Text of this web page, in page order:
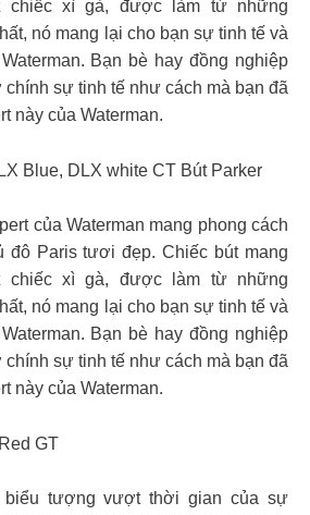
chiếc xì gà, được làm từ những
nó mang lại cho bạn sự tinh tế và
Bạn bè hay đồng nghiệp
sự tinh tế như cách mà bạn đã
này của Waterman.
Blue, DLX white CT Bút Parker
của Waterman mang phong cách
đô Paris tươi đẹp. Chiếc bút mang
chiếc xì gà, được làm từ những
nó mang lại cho bạn sự tinh tế và
Bạn bè hay đồng nghiệp
sự tinh tế như cách mà bạn đã
này của Waterman.
GT
biểu tượng vượt thời gian của sự